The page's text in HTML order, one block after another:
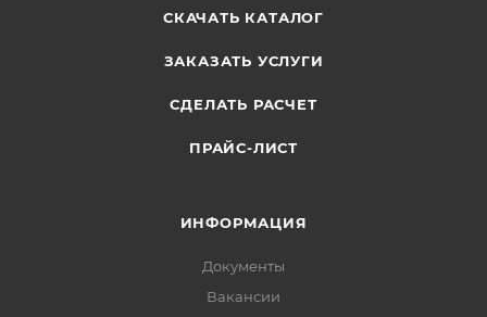
СКАЧАТЬ КАТАЛОГ
ЗАКАЗАТЬ УСЛУГИ
СДЕЛАТЬ РАСЧЕТ
ПРАЙС-ЛИСТ
ИНФОРМАЦИЯ
Документы
Вакансии